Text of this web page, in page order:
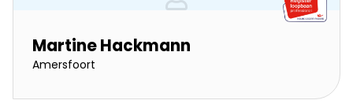
Martine Hackmann
Amersfoort